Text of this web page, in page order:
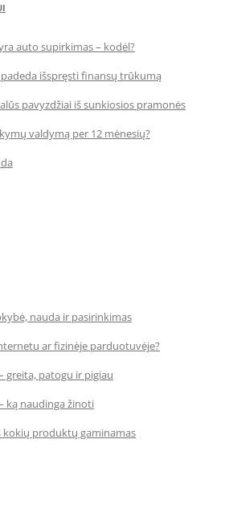
auto supirkimas – kodėl?
išspręsti finansų trūkumą
pavyzdžiai iš sunkiosios pramonės
valdymą per 12 mėnesių?
nauda ir pasirinkimas
ar fizinėje parduotuvėje?
greita, patogu ir pigiau
ką naudinga žinoti
kokių produktų gaminamas